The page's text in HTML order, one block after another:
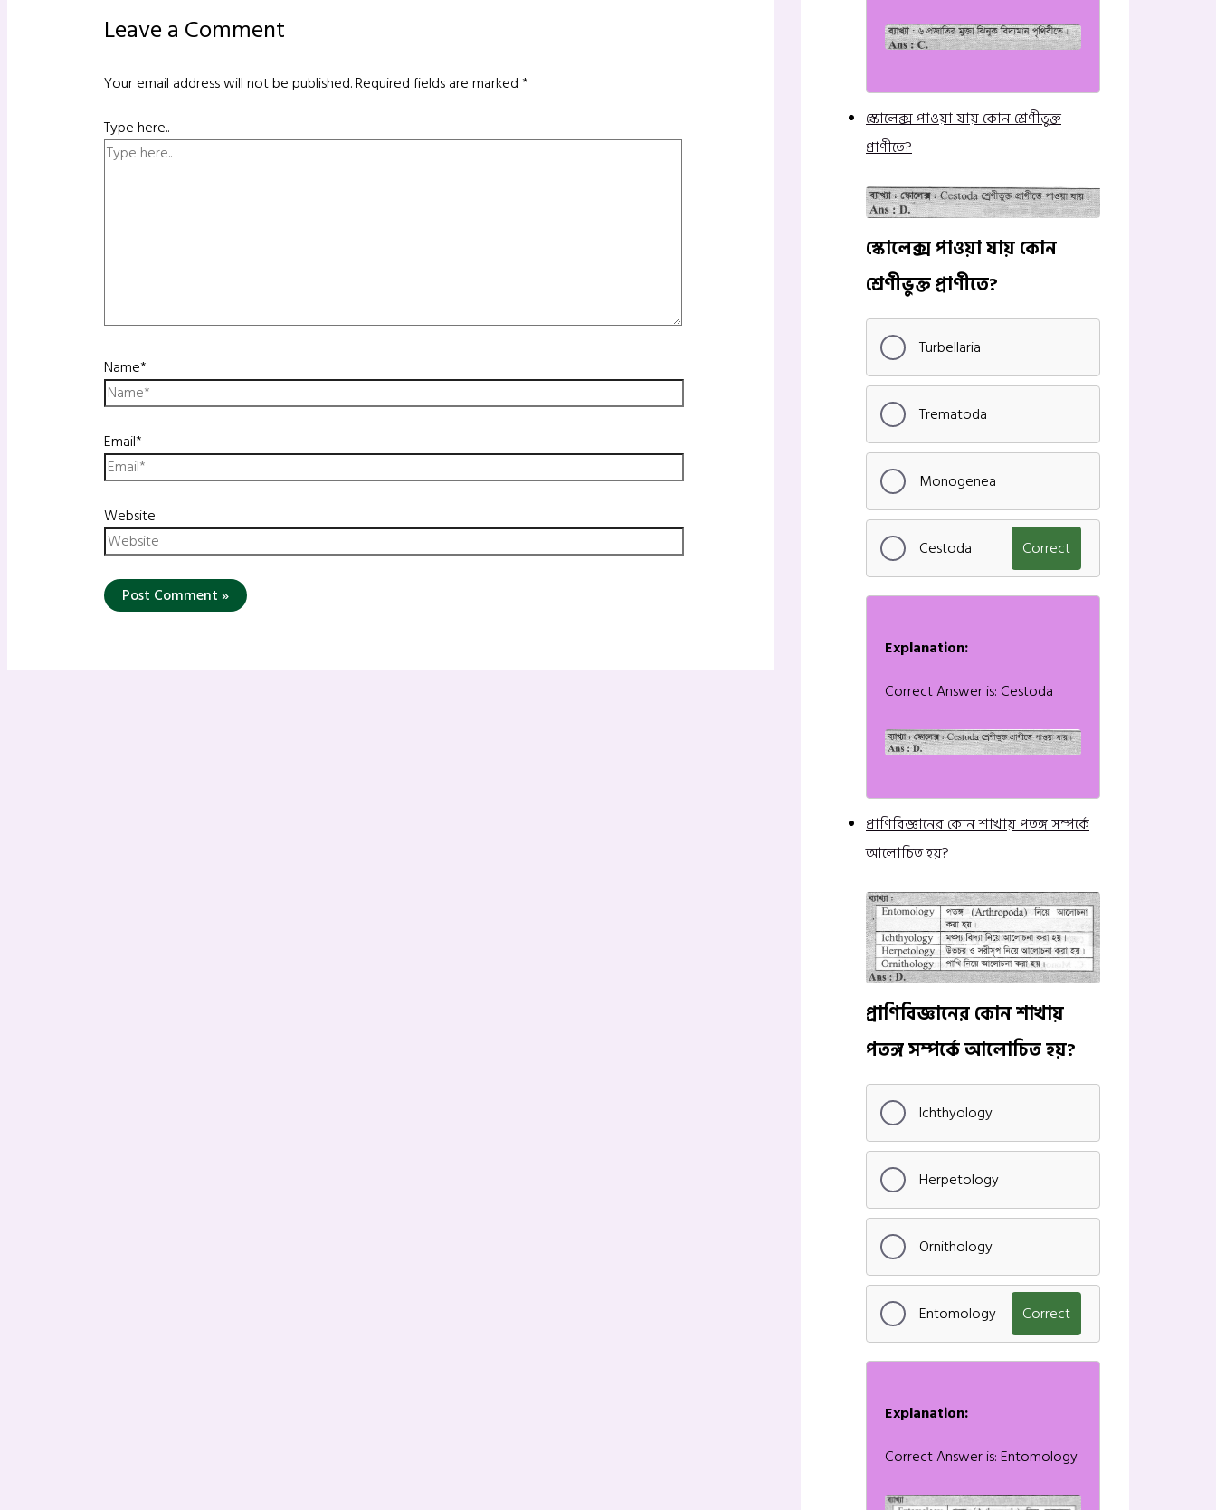
Leave a Comment
Your email address will not be published.Required fields are marked*
Type here..
Name*
Email*
Website
স্কোলেক্স পাওয়া যায় কোন শ্রেণীভুক্ত
প্রাণীতে?
স্কোলেক্স পাওয়া যায় কোন
শ্রেণীভুক্ত প্রাণীতে?
Turbellaria
Trematoda
Monogenea
Cestoda Correct
Explanation:
Correct Answer is: Cestoda
প্রাণিবিজ্ঞানের কোন শাখায় পতঙ্গ সম্পর্কে
আলোচিত হয়?
প্রাণিবিজ্ঞানের কোন শাখায়
পতঙ্গ সম্পর্কে আলোচিত হয়?
Ichthyology
Herpetology
Ornithology
Entomology Correct
Explanation:
Correct Answer is: Entomology